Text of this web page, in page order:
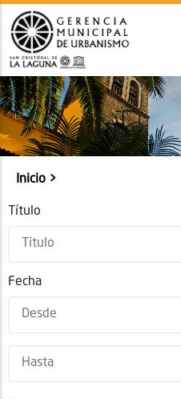
Submenú
Sobrescribir
enlaces
de
ayuda
a
la
navegación
Inicio
Título
Fecha